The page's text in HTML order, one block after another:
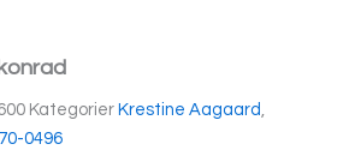
Kategorier Krestine Aagaard
70-0496